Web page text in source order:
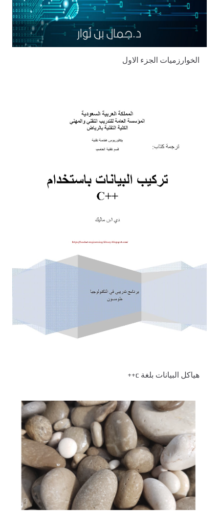
الخوارزميات الجزء الاول
هياكل البيانات بلغة c++